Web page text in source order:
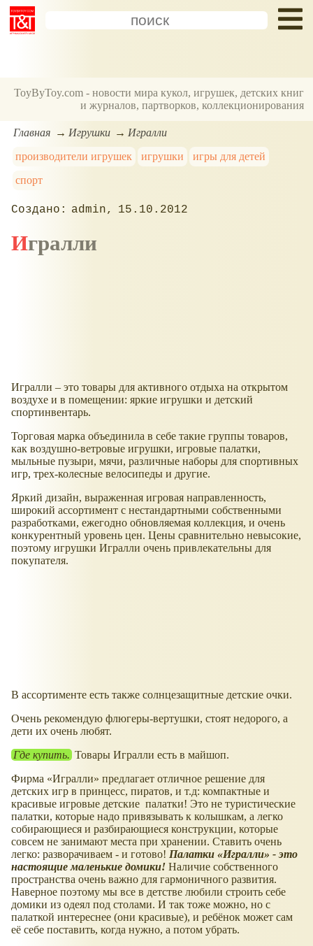
ToyByToy.com - новости мира кукол, игрушек, детских книг
и журналов, партворков, коллекционирования
Главная Игрушки
Игралли
производители игрушек
игрушки
игры для детей
спорт
admin 15.10.2012
Игралли
Игралли – это товары для активного отдыха на открытом
воздухе и в помещении: яркие игрушки и детский
спортинвентарь.
Торговая марка объединила в себе такие группы товаров,
как воздушно-ветровые игрушки, игровые палатки,
мыльные пузыри, мячи, различные наборы для спортивных
игр, трех-колесные велосипеды и другие.
Яркий дизайн, выраженная игровая направленность,
широкий ассортимент с нестандартными собственными
разработками, ежегодно обновляемая коллекция, и очень
конкурентный уровень цен. Цены сравнительно невысокие,
поэтому игрушки Игралли очень привлекательны для
покупателя.
В ассортименте есть также солнцезащитные детские очки.
Очень рекомендую флюгеры-вертушки, стоят недорого, а
дети их очень любят.
Где купить. Товары Игралли есть в майшоп.
Фирма
Игралли
предлагает отличное решение для
детских игр в принцесс, пиратов, и т.д: компактные и
красивые игровые детские палатки! Это не туристические
палатки, которые надо привязывать к колышкам, а легко
собирающиеся и разбирающиеся конструкции, которые
совсем не занимают места при хранении. Ставить очень
легко: разворачиваем - и готово! Палатки Игралли
- это
настоящие маленькие домики! Наличие собственного
пространства очень важно для гармоничного развития.
Наверное поэтому мы все в детстве любили строить себе
домики из одеял под столами. И так тоже можно, но с
палаткой интереснее (они красивые), и ребёнок может сам
её себе поставить, когда нужно, а потом убрать.